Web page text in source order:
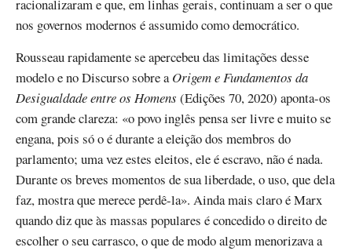
racionalizaram e que, em linhas gerais, continuam a ser o que
nos governos modernos é assumido como democrático.
Rousseau rapidamente se apercebeu das limitações desse
modelo e no Discurso sobre aOrigem e Fundamentos da
Desigualdade entre os Homens (Edições 70, 2020) aponta-os
com grande clareza: «o povo inglês pensa ser livre e muito se
engana, pois só o é durante a eleição dos membros do
parlamento; uma vez estes eleitos, ele é escravo, não é nada.
Durante os breves momentos de sua liberdade, o uso, que dela
faz, mostra que merece perdê-la». Ainda mais claro é Marx
quando diz que às massas populares é concedido o direito de
escolher o seu carrasco, o que de modo algum menorizava a